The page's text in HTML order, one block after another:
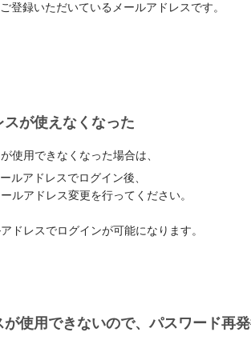
登録いただいているメールアドレスです。
が使えなくなった
使用できなくなった場合は、
ルアドレスでログイン後、
ルアドレス変更を行ってください。
ドレスでログインが可能になります。
使用できないので、パスワード再